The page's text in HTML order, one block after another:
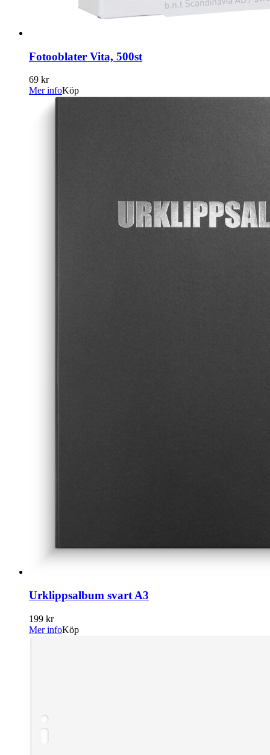
Fotooblater Vita, 500st
69 kr
Mer infoKöp
Urklippsalbum svart A3
199 kr
Mer infoKöp